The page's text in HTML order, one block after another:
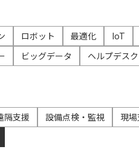
支援異常検知 デジタル化 データ活用
ロボット 最適化 IoT
ビッグデータ ヘルプデスク
隔支援 設備点検・監視 現